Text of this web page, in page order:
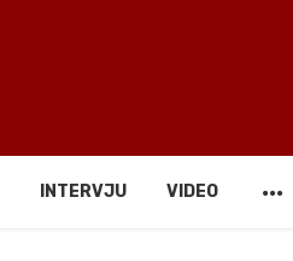
INTERVJU VIDEO